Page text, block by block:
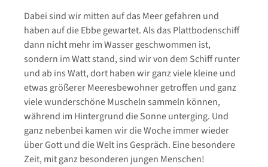
Dabei sind wir mitten auf das Meer gefahren und
haben auf die Ebbe gewartet. Als das Plattbodenschiff
dann nicht mehr im Wasser geschwommen ist,
sondern im Watt stand, sind wir von dem Schiff runter
und ab ins Watt, dort haben wir ganz viele kleine und
etwas größerer Meeresbewohner getroffen und ganz
viele wunderschöne Muscheln sammeln können,
während im Hintergrund die Sonne unterging. Und
ganz nebenbei kamen wir die Woche immer wieder
über Gott und die Welt ins Gespräch. Eine besondere
Zeit, mit ganz besonderen jungen Menschen!